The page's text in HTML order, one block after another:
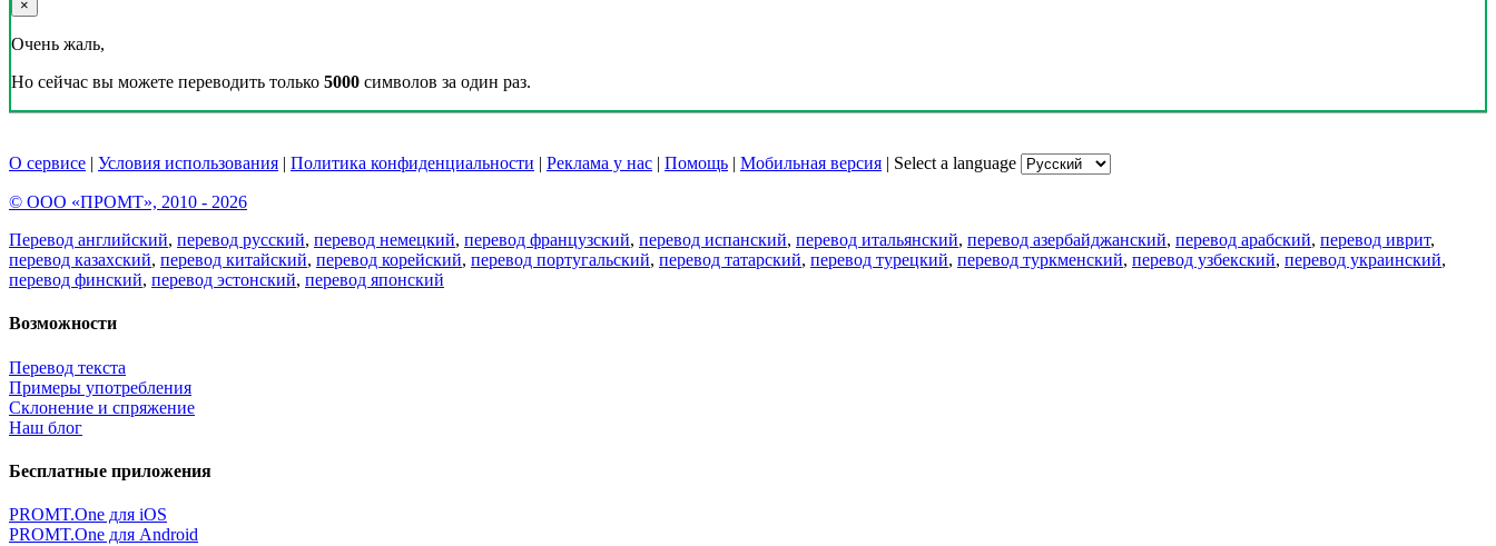
×
Очень жаль,
Но сейчас вы можете переводить только 5000 символов за один раз.
О сервисе | Условия использования | Политика конфиденциальности | Реклама у нас | Помощь | Мобильная версия | Select a language
© ООО «ПРОМТ», 2010 - 2026
Перевод английский, перевод русский, перевод немецкий, перевод французский, перевод испанский, перевод итальянский, перевод азербайджанский, перевод арабский, перевод иврит,
перевод казахский, перевод китайский, перевод корейский, перевод португальский, перевод татарский, перевод турецкий, перевод туркменский, перевод узбекский, перевод украинский,
перевод финский, перевод эстонский, перевод японский
Возможности
Перевод текста
Примеры употребления
Склонение и спряжение
Наш блог
Бесплатные приложения
PROMT.One для iOS
PROMT.One для Android